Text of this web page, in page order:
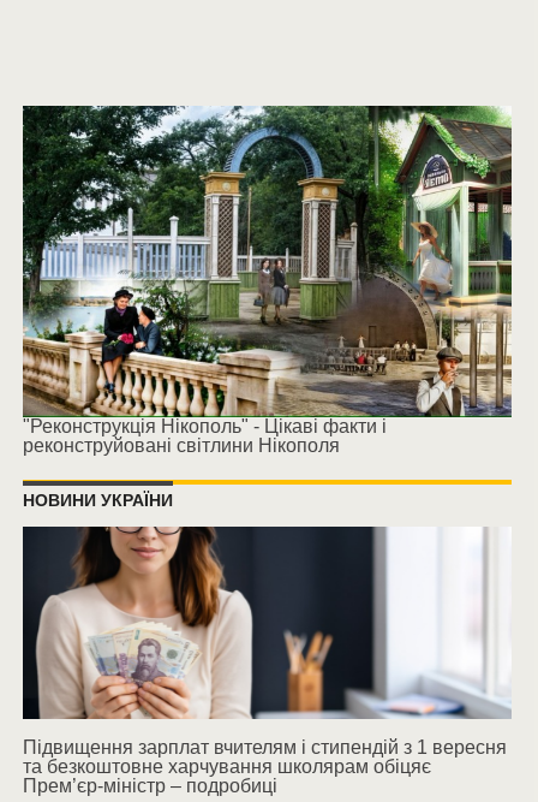
"Реконструкція Нікополь" - Цікаві факти і
реконструйовані світлини Нікополя
НОВИНИ УКРАЇНИ
Підвищення зарплат вчителям і стипендій з 1 вересня
та безкоштовне харчування школярам обіцяє
Прем’єр-міністр – подробиці